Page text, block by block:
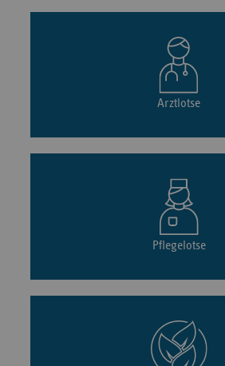
Arztlotse
Pflegelotse